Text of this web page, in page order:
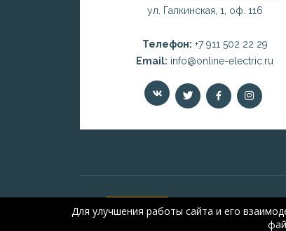
ул. Галкинская, 1, оф. 116
Телефон: +7 911 502 22 29
Email: info@online-electric.ru
Для улучшения работы сайта и его